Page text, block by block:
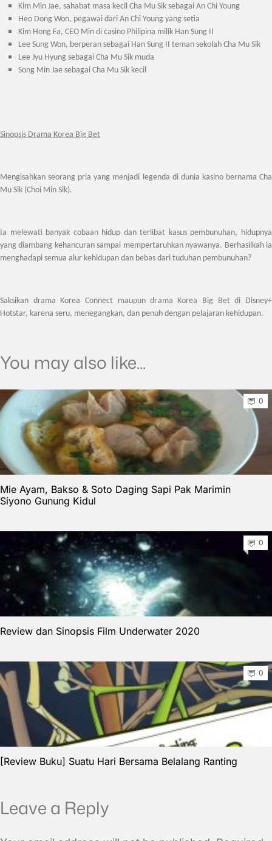
Kim Min Jae, sahabat masa kecil Cha Mu Sik sebagai An Chi Young
Heo Dong Won, pegawai dari An Chi Young yang setia
Kim Hong Fa, CEO Min di casino Philipina milik Han Sung II
Lee Sung Won, berperan sebagai Han Sung II teman sekolah Cha Mu Sik
Lee Jyu Hyung sebagai Cha Mu Sik muda
Song Min Jae sebagai Cha Mu Sik kecil
Sinopsis Drama Korea Big Bet
Mengisahkan seorang pria yang menjadi legenda di dunia kasino bernama Cha
Mu Sik (Choi Min Sik).
Ia melewati banyak cobaan hidup dan terlibat kasus pembunuhan, hidupnya
yang diambang kehancuran sampai mempertaruhkan nyawanya. Berhasilkah ia
menghadapi semua alur kehidupan dan bebas dari tuduhan pembunuhan?
Saksikan drama Korea Connect maupun drama Korea Big Bet di Disney+
Hotstar, karena seru, menegangkan, dan penuh dengan pelajaran kehidupan.
You may also like...
0
Mie Ayam, Bakso & Soto Daging Sapi Pak Marimin
Siyono Gunung Kidul
0
Review dan Sinopsis Film Underwater 2020
0
[Review Buku] Suatu Hari Bersama Belalang Ranting
Leave a Reply